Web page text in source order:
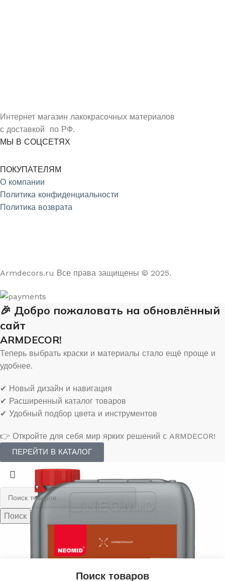
Интернет магазин лакокрасочных материалов
с доставкой по РФ.
МЫ В СОЦСЕТЯХ
ПОКУПАТЕЛЯМ
О компании
Политика конфиденциальности
Политика возврата
Armdecors.ru Все права защищены © 2025. ​
🎉 Добро пожаловать на обновлённый
сайт
ARMDECOR!
Теперь выбрать краски и материалы стало ещё проще и
удобнее.
✔ Новый дизайн и навигация
✔ Расширенный каталог товаров
✔ Удобный подбор цвета и инструментов
👉 Откройте для себя мир ярких решений с ARMDECOR!
ПЕРЕЙТИ В КАТАЛОГ
Поиск